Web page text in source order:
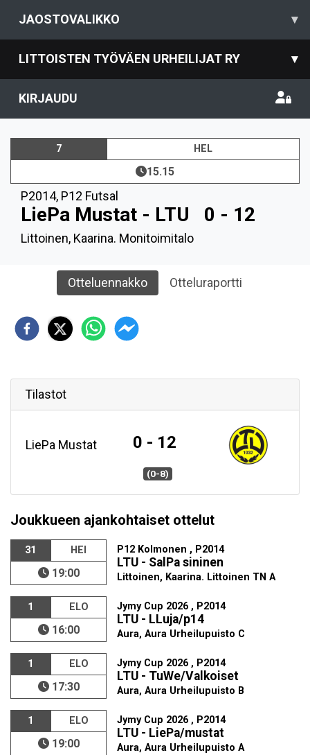
JAOSTOVALIKKO ▾
LITTOISTEN TYÖVÄEN URHEILIJAT RY ▾
KIRJAUDU
7 HEL
15.15
P2014, P12 Futsal
LiePa Mustat - LTU 0 - 12
Littoinen, Kaarina. Monitoimitalo
Otteluennakko Otteluraportti
Tilastot
LiePa Mustat 0 - 12
(0-8)
Joukkueen ajankohtaiset ottelut
31 HEI
19:00
P12 Kolmonen , P2014
LTU - SalPa sininen
Littoinen, Kaarina. Littoinen TN A
1 ELO
16:00
Jymy Cup 2026 , P2014
LTU - LLuja/p14
Aura, Aura Urheilupuisto C
1 ELO
17:30
Jymy Cup 2026 , P2014
LTU - TuWe/Valkoiset
Aura, Aura Urheilupuisto B
1 ELO
19:00
Jymy Cup 2026 , P2014
LTU - LiePa/mustat
Aura, Aura Urheilupuisto A